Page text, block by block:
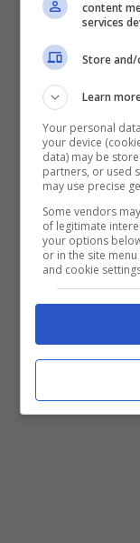
La stessa
concordi
affetto reale
delle cose più
Una delle sue
onesti ei loro
profondo del
giornata non
☀️????☀️”.
dedica della
ragione. Il
content
services
Store
Learn
Your personal
your device
data) may be
partners, or used
may use precise
Some vendors
of legitimate
your options
or in the site
and cookie